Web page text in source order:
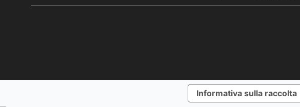
Informativa sulla raccolta